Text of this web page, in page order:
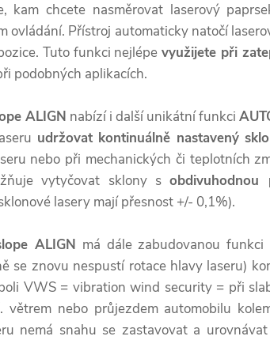
kam chcete nasměrovat laserový
ovládání. Přístroj automaticky natočí
Tuto funkci nejlépevyužijete při
podobných aplikacích.
ALIGN nabízí i další unikátní funkci
udržovat kontinuálně nastavený
nebo při mechanických či teplotních
vytyčovat sklony sobdivuhodnou
lasery mají přesnost +/- 0,1%).
ALIGN má dále zabudovanou funkci
se znovu nespustí rotace hlavy laseru)
VWS = vibration wind security = při
větrem nebo průjezdem automobilu
nemá snahu se zastavovat a urovnávat